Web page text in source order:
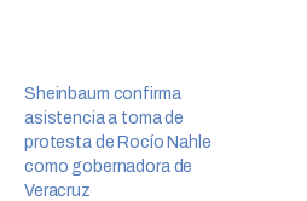
Sheinbaum confirma
asistencia a toma de
protesta de Rocío Nahle
como gobernadora de
Veracruz